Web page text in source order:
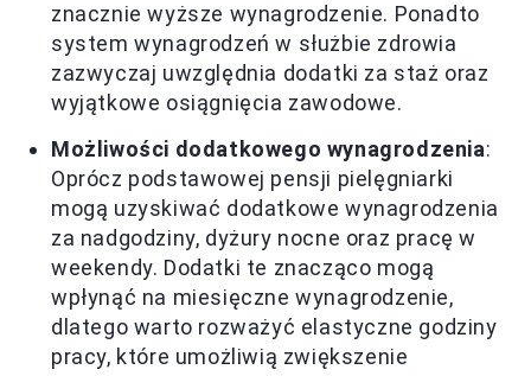
znacznie wyższe wynagrodzenie. Ponadto
system wynagrodzeń w służbie zdrowia
zazwyczaj uwzględnia dodatki za staż oraz
wyjątkowe osiągnięcia zawodowe.
Możliwości dodatkowego wynagrodzenia:
Oprócz podstawowej pensji pielęgniarki
mogą uzyskiwać dodatkowe wynagrodzenia
za nadgodziny, dyżury nocne oraz pracę w
weekendy. Dodatki te znacząco mogą
wpłynąć na miesięczne wynagrodzenie,
dlatego warto rozważyć elastyczne godziny
pracy, które umożliwią zwiększenie